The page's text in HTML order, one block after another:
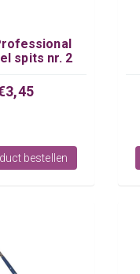
spits nr. 2
bestellen